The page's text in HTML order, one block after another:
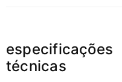
especificações
técnicas